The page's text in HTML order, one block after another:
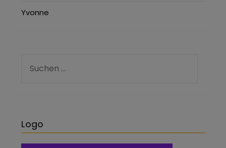
Yvonne
Logo